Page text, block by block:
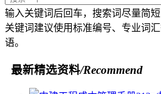
输入关键词后回车，搜索词尽量简短
关键词建议使用标准编号、专业词
语。
最新精选资料/Recommend